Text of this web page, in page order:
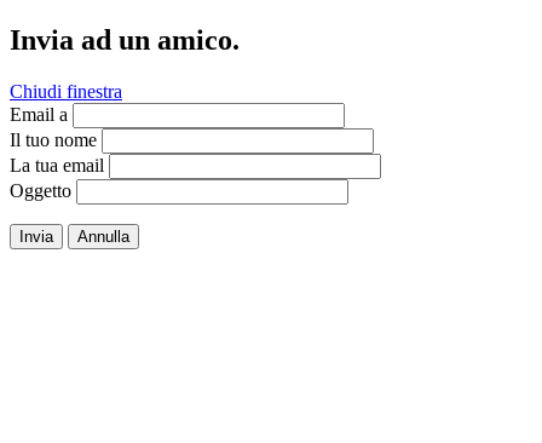
Invia ad un amico.
Chiudi finestra
Email a
Il tuo nome
La tua email
Oggetto
Invia Annulla